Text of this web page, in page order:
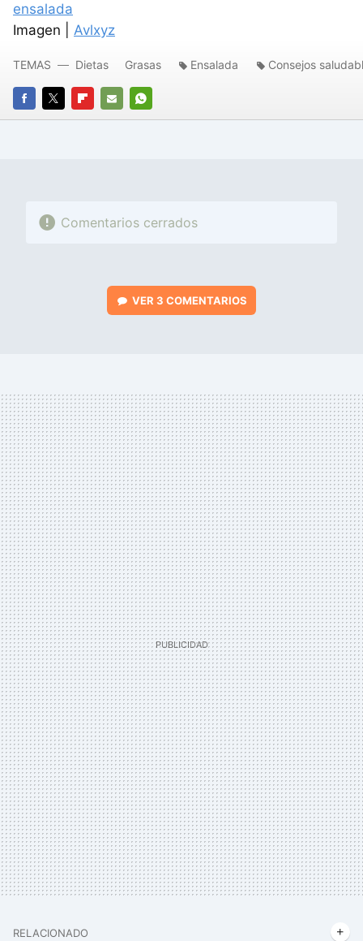
ensalada
Imagen | Avlxyz
FACEBOOK
TWITTERFLIPBOARD
E-
WHATSAPP
TEMAS Dietas Grasas Ensalada Consejos
Comentarios cerrados
VER 3 COMENTARIOS
RELACIONADO